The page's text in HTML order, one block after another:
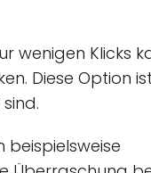
wenigen Klicks
Diese Option ist